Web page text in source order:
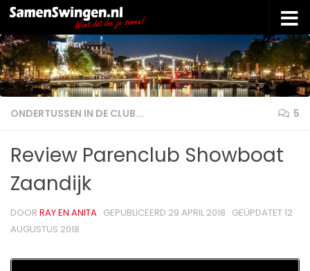
Doorgaan naar inhoud
ONDERTUSSEN IN DE CLUB... 5
Review Parenclub Showboat
Zaandijk
DOOR RAY EN ANITA · GEPUBLICEERD 29 APRIL 2018 · GEÜPDATET12
AUGUSTUS 2018